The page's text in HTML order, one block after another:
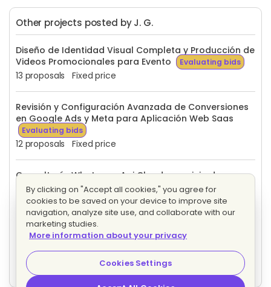
Other projects posted by J. G.
Diseño de Identidad Visual Completa y Producción de
Videos Promocionales para Evento
Evaluating bids
13 proposals Fixed price
Revisión y Configuración Avanzada de Conversiones
en Google Ads y Meta para Aplicación Web Saas
Evaluating bids
12 proposals Fixed price
Consultoría Whatsapp Api Cloud y servicio de
gestión de chats
Evaluating bids
4 proposals Fixed price
Diseñador web Wordpress (Elementor Pro,
Woocommerce, Formularios de contacto)
Evaluating bids
27 proposals Fixed price
By clicking on "Accept all cookies," you agree for
cookies to be saved on your device to improve site
navigation, analyze site use, and collaborate with our
marketing studies.
More information about your privacy
Cookies Settings